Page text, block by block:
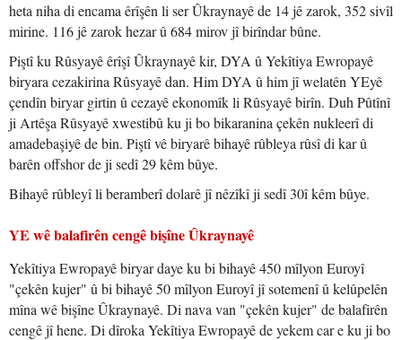
heta niha di encama êrîşên li ser Ûkraynayê de 14 jê zarok, 352 sivîl
mirine. 116 jê zarok hezar û 684 mirov jî birîndar bûne.
Piştî ku Rûsyayê êrîşî Ûkraynayê kir, DYA û Yekîtiya Ewropayê
biryara cezakirina Rûsyayê dan. Him DYA û him jî welatên YEyê
çendîn biryar girtin û cezayê ekonomîk li Rûsyayê birîn. Duh Pûtînî
ji Artêşa Rûsyayê xwestibû ku ji bo bikaranina çekên nukleerî di
amadebaşiyê de bin. Piştî vê biryarê bihayê rûbleya rûsî di kar û
barên offshor de ji sedî 29 kêm bûye.
Bihayê rûbleyî li beramberî dolarê jî nêzîkî ji sedî 30î kêm bûye.
YE wê balafirên cengê bişîne Ûkraynayê
Yekîtiya Ewropayê biryar daye ku bi bihayê 450 mîlyon Euroyî
"çekên kujer" û bi bihayê 50 mîlyon Euroyî jî sotemenî û kelûpelên
mîna wê bişîne Ûkraynayê. Di nava van "çekên kujer" de balafirên
cengê jî hene. Di dîroka Yekîtiya Ewropayê de yekem car e ku ji bo